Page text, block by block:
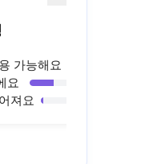
가능해요
요
져요